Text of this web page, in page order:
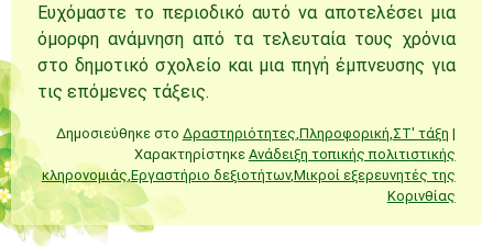
Ευχόμαστε το περιοδικό αυτό να αποτελέσει μια
όμορφη ανάμνηση από τα τελευταία τους χρόνια
στο δημοτικό σχολείο και μια πηγή έμπνευσης για
τις επόμενες τάξεις.
Δημοσιεύθηκε στο Δραστηριότητες,Πληροφορική,ΣΤ' τάξη |
Χαρακτηρίστηκε Ανάδειξη τοπικής πολιτιστικής
κληρονομιάς,Εργαστήριο δεξιοτήτων,Μικροί εξερευνητές της
Κορινθίας